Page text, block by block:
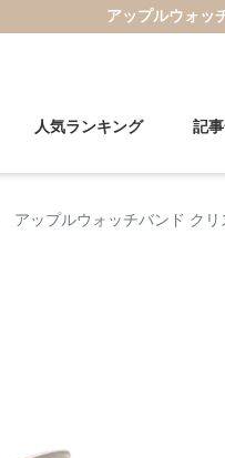
アップルウォッ
人気ランキング 記
アップルウォッチバンド ク